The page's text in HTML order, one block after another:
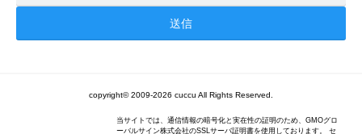
copyright© 2009-2026 cuccu All Rights Reserved.
当サイトでは、通信情報の暗号化と実在性の証明のため、GMOグロ
ーバルサイン株式会社のSSLサーバ証明書を使用しております。 セ